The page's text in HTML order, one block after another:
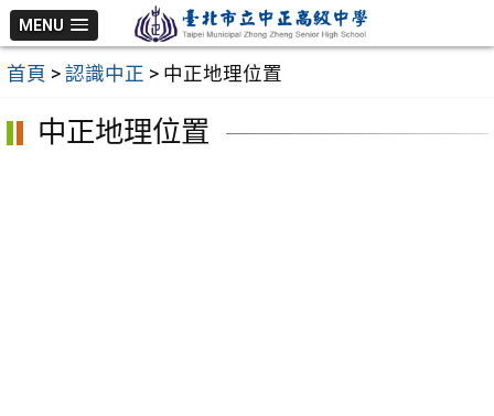
跳
至
主
MENU
首頁 > 認識中正 > 中正地理位置
中正地理位置